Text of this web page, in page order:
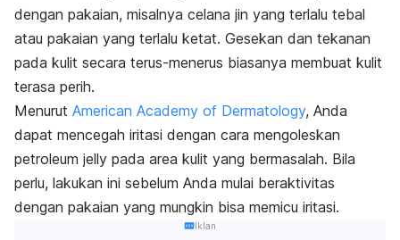
dengan pakaian, misalnya celana jin yang terlalu tebal
atau pakaian yang terlalu ketat. Gesekan dan tekanan
pada kulit secara terus-menerus biasanya membuat kulit
terasa perih.
Menurut American Academy of Dermatology, Anda
dapat mencegah iritasi dengan cara mengoleskan
petroleum jelly pada area kulit yang bermasalah. Bila
perlu, lakukan ini sebelum Anda mulai beraktivitas
dengan pakaian yang mungkin bisa memicu iritasi.
Iklan